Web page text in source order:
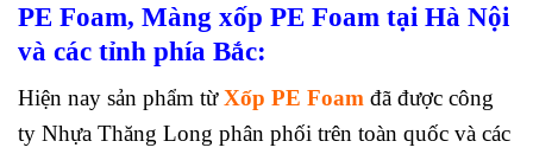
PE Foam, Màng xốp PE Foam tại Hà Nội
và các tỉnh phía Bắc:
Hiện nay sản phẩm từXốp PE Foam đã được công
ty Nhựa Thăng Long phân phối trên toàn quốc và các